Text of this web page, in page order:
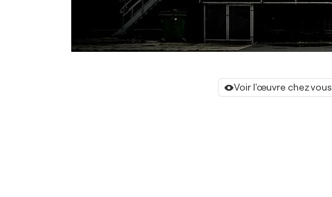
Voir l'œuvre chez vous